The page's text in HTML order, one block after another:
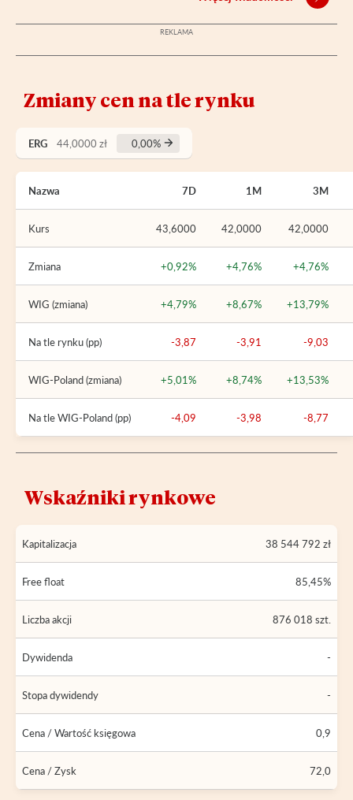
Zmiany cen na tle rynku
ERG 44,0000 zł 0,00%
Nazwa 7D 1M 3M
Kurs 43,6000 42,0000 42,0000
Zmiana +0,92% +4,76% +4,76%
WIG (zmiana) +4,79% +8,67% +13,79%
Na tle rynku (pp) -3,87 -3,91 -9,03
WIG-Poland (zmiana) +5,01% +8,74% +13,53%
Na tle WIG-Poland (pp) -4,09 -3,98 -8,77
Wskaźniki rynkowe
Kapitalizacja 38 544 792 zł
Free float 85,45%
Liczba akcji 876 018 szt.
Dywidenda -
Stopa dywidendy -
Cena / Wartość księgowa 0,9
Cena / Zysk 72,0